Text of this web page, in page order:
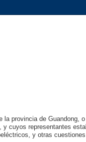
provincia de Guandong,
cuyos representantes
y otras